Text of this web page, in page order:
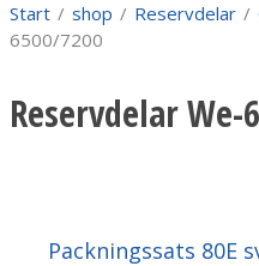
Start / shop / Reservdelar /
6500/7200
Reservdelar We-
Packningssats 80E